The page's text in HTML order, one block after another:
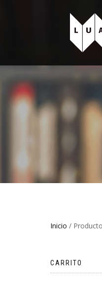
Inicio /
CARRITO